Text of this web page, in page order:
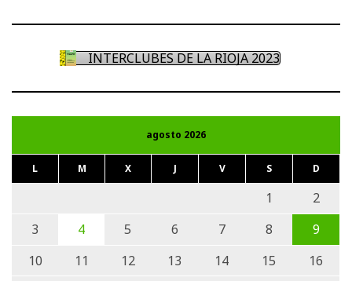
INTERCLUBES DE LA RIOJA 2023
agosto 2026
L M X J V S D
1
2
3
4 5 6 7 8
9
10
11 12 13 14 15
16